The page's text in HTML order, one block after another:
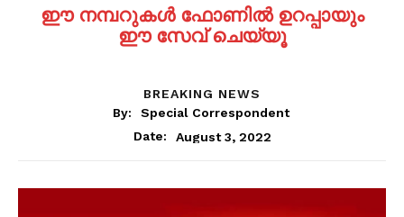
ഈ നമ്പറുകൾ ഫോണിൽ ഉറപ്പായും
ഈ സേവ് ചെയ്യൂ
BREAKING NEWS
By:
Special Correspondent
Date:
August 3, 2022